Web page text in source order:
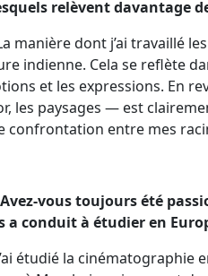
relèvent davantage
manière dont j’ai travaillé
indienne. Cela se reflète
et les expressions. En
les paysages — est
confrontation entre mes
vous toujours été
a conduit à étudier en
étudié la cinématographie